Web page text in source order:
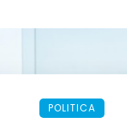
POLITICA